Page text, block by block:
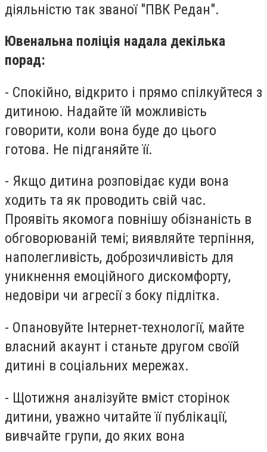
діяльністю так званої "ПВК Редан".
Ювенальна поліція надала декілька
порад:
- Спокійно, відкрито і прямо спілкуйтеся з
дитиною. Надайте їй можливість
говорити, коли вона буде до цього
готова. Не підганяйте її.
- Якщо дитина розповідає куди вона
ходить та як проводить свій час.
Проявіть якомога повнішу обізнаність в
обговорюваній темі; виявляйте терпіння,
наполегливість, доброзичливість для
уникнення емоційного дискомфорту,
недовіри чи агресії з боку підлітка.
- Опановуйте Інтернет-технології, майте
власний акаунт і станьте другом своїй
дитині в соціальних мережах.
- Щотижня аналізуйте вміст сторінок
дитини, уважно читайте її публікації,
вивчайте групи, до яких вона